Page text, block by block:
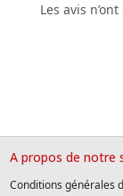
Les avis
A propos de notre
Conditions générales